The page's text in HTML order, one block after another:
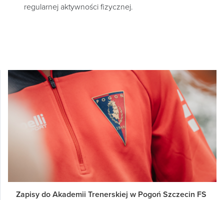
regularnej aktywności fizycznej.
Zapisy do Akademii Trenerskiej w Pogoń Szczecin FS